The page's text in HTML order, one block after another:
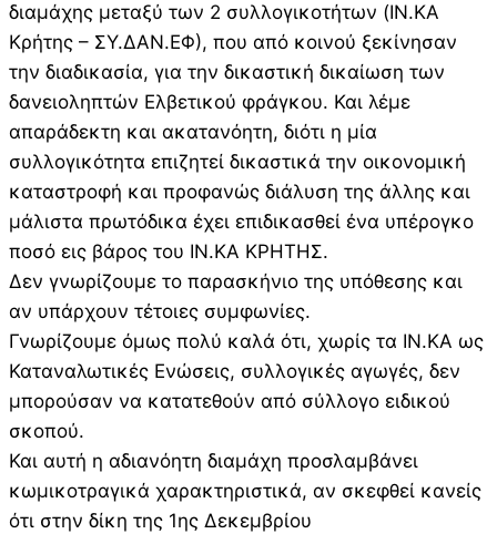
διαμάχης μεταξύ των 2 συλλογικοτήτων (ΙΝ.ΚΑ
Κρήτης – ΣΥ.ΔΑΝ.ΕΦ), που από κοινού ξεκίνησαν
την διαδικασία, για την δικαστική δικαίωση των
δανειοληπτών Ελβετικού φράγκου. Και λέμε
απαράδεκτη και ακατανόητη, διότι η μία
συλλογικότητα επιζητεί δικαστικά την οικονομική
καταστροφή και προφανώς διάλυση της άλλης και
μάλιστα πρωτόδικα έχει επιδικασθεί ένα υπέρογκο
ποσό εις βάρος του ΙΝ.ΚΑ ΚΡΗΤΗΣ.
Δεν γνωρίζουμε το παρασκήνιο της υπόθεσης και
αν υπάρχουν τέτοιες συμφωνίες.
Γνωρίζουμε όμως πολύ καλά ότι, χωρίς τα ΙΝ.ΚΑ ως
Καταναλωτικές Ενώσεις, συλλογικές αγωγές, δεν
μπορούσαν να κατατεθούν από σύλλογο ειδικού
σκοπού.
Και αυτή η αδιανόητη διαμάχη προσλαμβάνει
κωμικοτραγικά χαρακτηριστικά, αν σκεφθεί κανείς
ότι στην δίκη της 1ης Δεκεμβρίου